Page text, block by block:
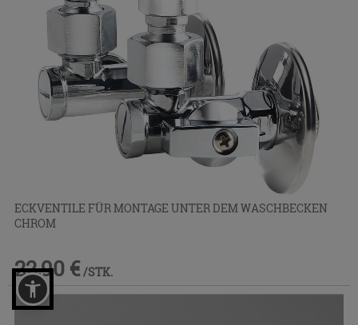
ECKVENTILE FÜR MONTAGE UNTER DEM WASCHBECKEN
CHROM
22,90 € /STK.